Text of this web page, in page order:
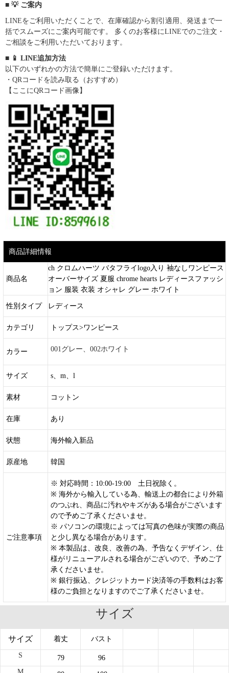
■ 💡 ご案内
LINEをご利用いただくことで、在庫確認から割引適用、発送まで一
括でスムーズにご案内可能です。 多くのお客様にLINEでのご注文・
ご相談をご利用いただいております。
■ 📱 LINE追加方法
以下のいずれかの方法で簡単にご登録いただけます。
・QRコードを読み取る（おすすめ）
【ここにQRコード画像】
商品詳細情報
商品名
ch クロムハーツ バタフライlogo入り 袖なしワンピース
オーバーサイズ 夏服 chrome hearts レディースファッシ
ョン 服装 衣装 オシャレ グレー ホワイト
性別タイプ レディース
カテゴリ トップス>ワンピース
カラー 001グレー、002ホワイト
サイズ s、m、l
素材 コットン
在庫 あり
状態 海外輸入新品
原産地 韓国
ご注意事項
※ 対応時間：10:00-19:00 土日祝除く。
※ 海外から輸入している為、輸送上の都合により外箱
のつぶれ、商品に汚れやキズがある場合がございます
ので予めご了承くださいませ。
※ パソコンの環境によっては写真の色味が実際の商品
と少し異なる場合があります。
※ 本製品は、改良、改善の為、予告なくデザイン、仕
様がリニューアルされる場合がございので、予めご了
承くださいませ。
※ 銀行振込、クレジットカード決済等の手数料はお客
様のご負担となりますのでご了承くださいませ。
サイズ
サイズ 着丈 バスト
S 79
96